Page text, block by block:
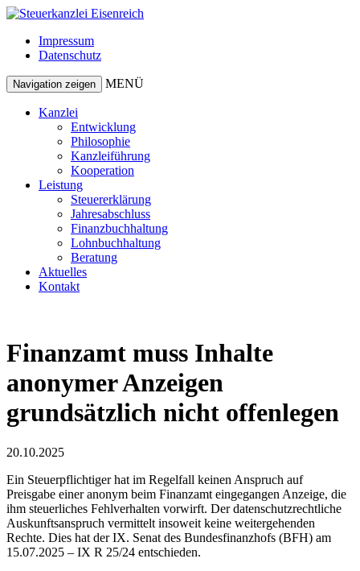
Skip
contentImpressum
Datenschutz
Navigation zeigen MENÜ
Kanzlei
Entwicklung
Philosophie
Kanzleiführung
Kooperation
Leistung
Steuererklärung
Jahresabschluss
Finanzbuchhaltung
Lohnbuchhaltung
Beratung
Aktuelles
Kontakt
Finanzamt muss Inhalte
anonymer Anzeigen
grundsätzlich nicht offenlegen
20.10.2025
Ein Steuerpflichtiger hat im Regelfall keinen Anspruch auf
Preisgabe einer anonym beim Finanzamt eingegangen Anzeige, die
ihm steuerliches Fehlverhalten vorwirft. Der datenschutzrechtliche
Auskunftsanspruch vermittelt insoweit keine weitergehenden
Rechte. Dies hat der IX. Senat des Bundesfinanzhofs (BFH) am
15.07.2025 – IX R 25/24 entschieden.